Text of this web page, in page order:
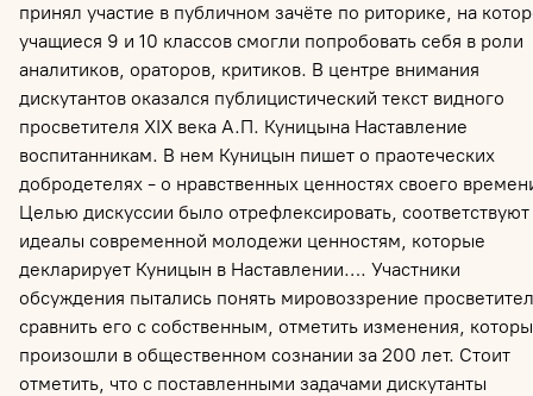
принял участие в публичном зачёте по риторике, на
учащиеся 9 и 10 классов смогли попробовать себя в роли
аналитиков, ораторов, критиков. В центре внимания
дискутантов оказался публицистический текст видного
просветителя XIX века А.П. Куницына Наставление
воспитанникам. В нем Куницын пишет о праотеческих
добродетелях - о нравственных ценностях своего
Целью дискуссии было отрефлексировать,
идеалы современной молодежи ценностям, которые
декларирует Куницын в Наставлении…. Участники
обсуждения пытались понять мировоззрение
сравнить его с собственным, отметить изменения,
произошли в общественном сознании за 200 лет. Стоит
отметить, что с поставленными задачами дискутанты